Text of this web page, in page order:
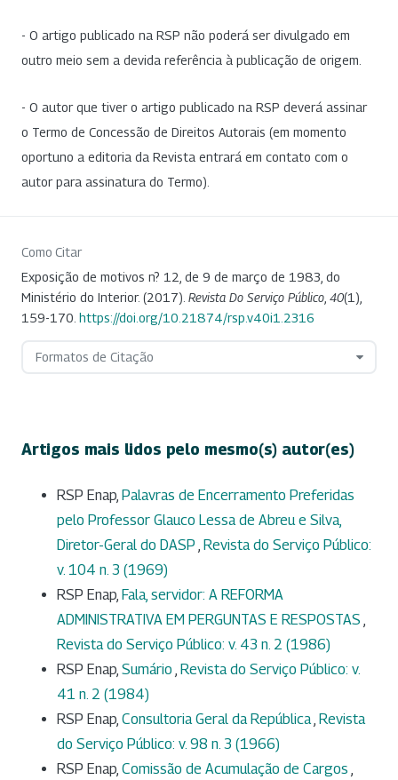
- O artigo publicado na RSP não poderá ser divulgado em
outro meio sem a devida referência à publicação de origem.
- O autor que tiver o artigo publicado na RSP deverá assinar
o Termo de Concessão de Direitos Autorais (em momento
oportuno a editoria da Revista entrará em contato com o
autor para assinatura do Termo).
Como Citar
Exposição de motivos n? 12, de 9 de março de 1983, do
Ministério do Interior. (2017). Revista Do Serviço Público 40(1),
159-170. https://doi.org/10.21874/rsp.v40i1.2316
Formatos de Citação
Artigos mais lidos pelo mesmo(s) autor(es)
RSP Enap, Palavras de Encerramento Preferidas
pelo Professor Glauco Lessa de Abreu e Silva,
Diretor-Geral do DASP , Revista do Serviço Público:
v. 104 n. 3 (1969)
RSP Enap, Fala, servidor: A REFORMA
ADMINISTRATIVA EM PERGUNTAS E RESPOSTAS ,
Revista do Serviço Público: v. 43 n. 2 (1986)
RSP Enap, Sumário , Revista do Serviço Público: v.
41 n. 2 (1984)
RSP Enap, Consultoria Geral da República, Revista
do Serviço Público: v. 98 n. 3 (1966)
RSP Enap, Comissão de Acumulação de Cargos ,